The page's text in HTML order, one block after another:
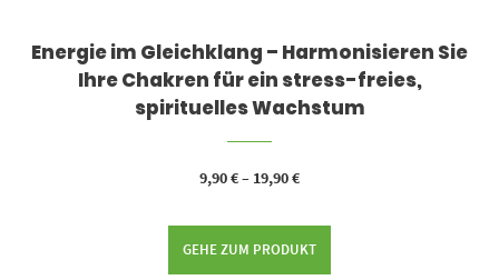
Energie im Gleichklang – Harmonisieren Sie
Ihre Chakren für ein stress-freies,
spirituelles Wachstum
9,90€– 19,90€
GEHE ZUM PRODUKT